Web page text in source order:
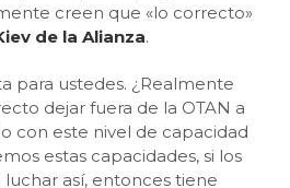
creen que «lo correcto»
de la Alianza.
para ustedes. ¿Realmente
dejar fuera de la OTAN a
con este nivel de capacidad
estas capacidades, si los
luchar así, entonces tiene